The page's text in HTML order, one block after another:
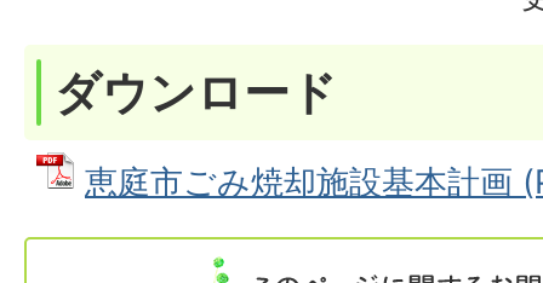
ダウンロード
恵庭市ごみ焼却施設基本計画